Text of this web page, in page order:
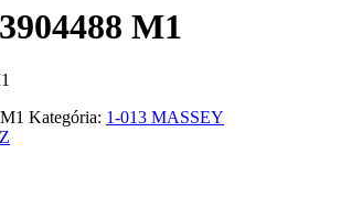
M1
Kategória: 1-013 MASSEY